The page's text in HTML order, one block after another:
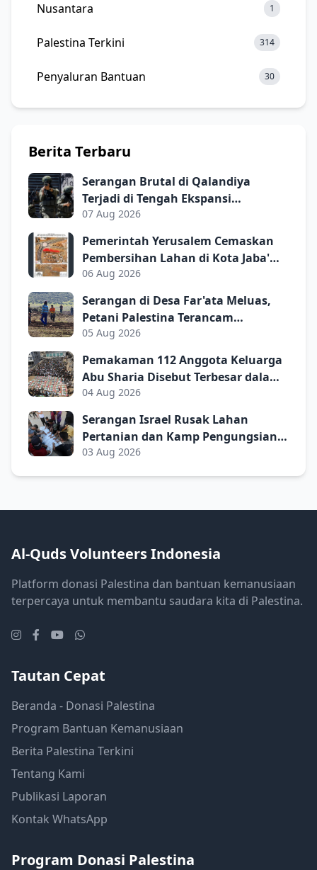
Nusantara 1
Palestina Terkini 314
Penyaluran Bantuan 30
Berita Terbaru
Serangan Brutal di Qalandiya
Terjadi di Tengah Ekspansi
Permukiman Israel
07 Aug 2026
Pemerintah Yerusalem Cemaskan
Pembersihan Lahan di Kota Jaba'
sebagai Proyek Kolonial
06 Aug 2026
Serangan di Desa Far'ata Meluas,
Petani Palestina Terancam
Kehilangan Akses ke Lahan
05 Aug 2026
Pemakaman 112 Anggota Keluarga
Abu Sharia Disebut Terbesar dalam
Sejarah Palestina Kontemporer
04 Aug 2026
Serangan Israel Rusak Lahan
Pertanian dan Kamp Pengungsian
Dekat RS Martir Al-Aqsa
03 Aug 2026
Al-Quds Volunteers Indonesia
Platform donasi Palestina dan bantuan kemanusiaan
terpercaya untuk membantu saudara kita di Palestina.
Tautan Cepat
Beranda - Donasi Palestina
Program Bantuan Kemanusiaan
Berita Palestina Terkini
Tentang Kami
Publikasi Laporan
Kontak WhatsApp
Program Donasi Palestina